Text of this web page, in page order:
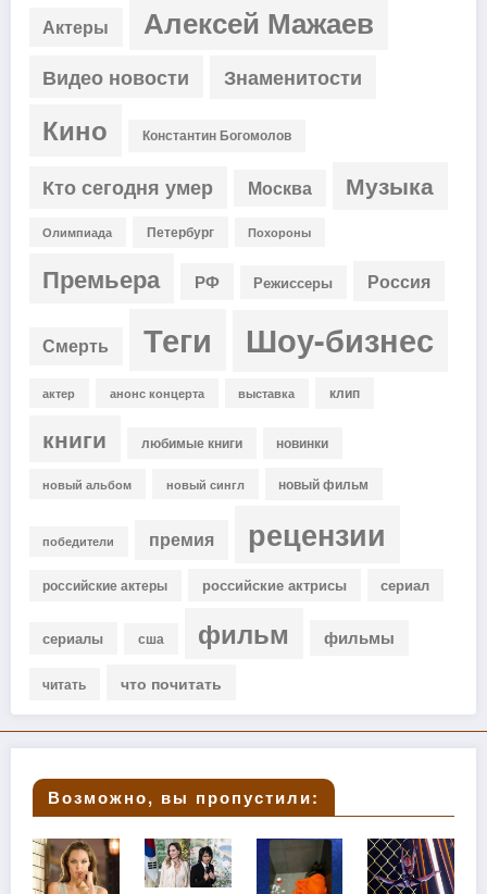
Актеры Алексей Мажаев
Видео новости Знаменитости
Кино Константин Богомолов
Кто сегодня умер Москва Музыка
Олимпиада Петербург Похороны
Премьера РФ Режиссеры Россия
Смерть Теги Шоу-бизнес
актер анонс концерта выставка клип
книги любимые книги новинки
новый альбом новый сингл новый фильм
победители премия рецензии
российские актеры российские актрисы сериал
сериалы сша фильм фильмы
читать что почитать
Возможно, вы пропустили: